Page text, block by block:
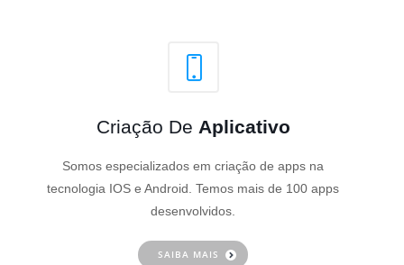
Criação De Aplicativo
Somos especializados em criação de apps na
tecnologia IOS e Android. Temos mais de 100 apps
desenvolvidos.
SAIBA MAIS